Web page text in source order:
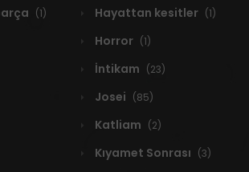
(1) Hayattan kesitler (1)
Horror (1)
İntikam (23)
Josei (85)
Katliam (2)
Kıyamet Sonrası (3)